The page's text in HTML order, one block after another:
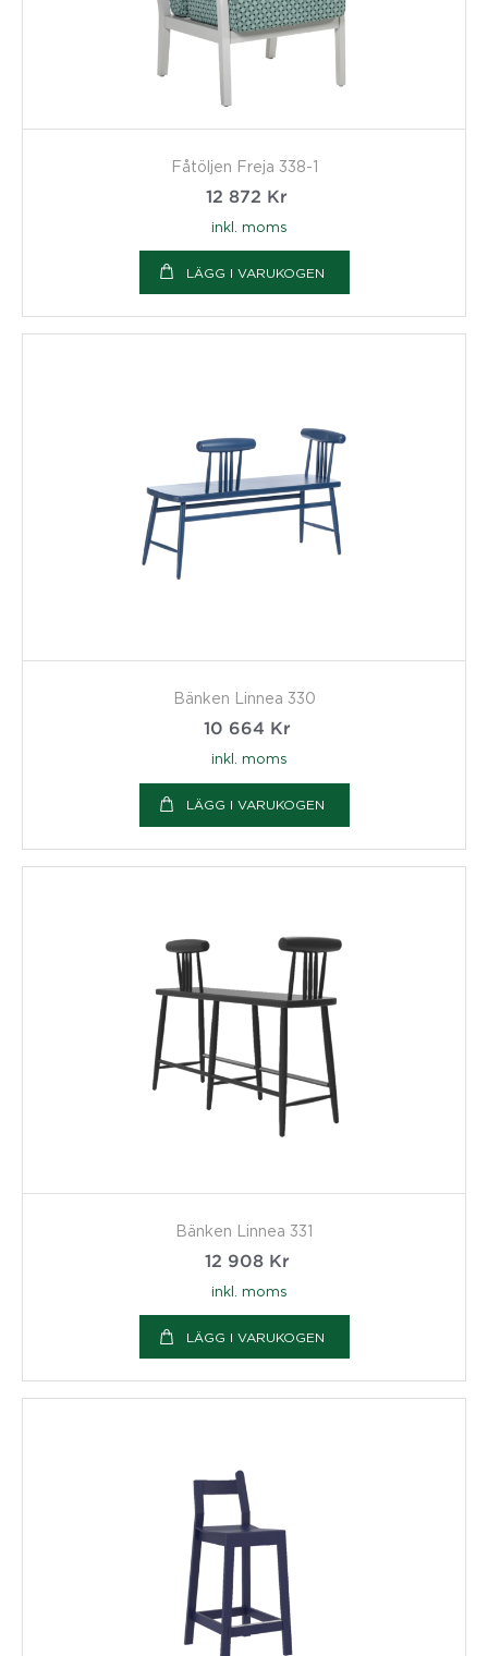
Fåtöljen Freja 338-1
12 872 Kr
inkl. moms
LÄGG I VARUKOGEN
Bänken Linnea 330
10 664 Kr
inkl. moms
LÄGG I VARUKOGEN
Bänken Linnea 331
12 908 Kr
inkl. moms
LÄGG I VARUKOGEN